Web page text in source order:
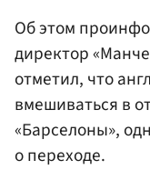
Об этом
директор
отметил, что
вмешиваться в
«Барселоны»,
о переходе.